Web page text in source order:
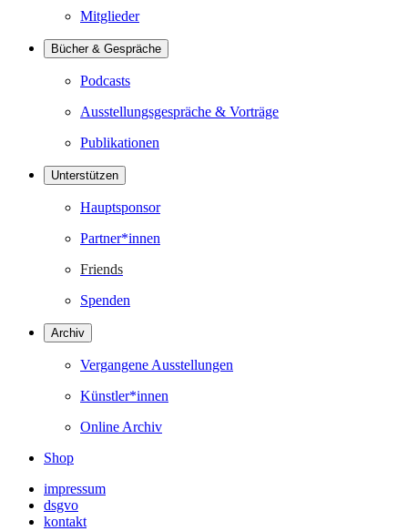
Mitglieder
Bücher & Gespräche
Podcasts
Ausstellungsgespräche & Vorträge
Publikationen
Unterstützen
Hauptsponsor
Partner*innen
Friends
Spenden
Archiv
Vergangene Ausstellungen
Künstler*innen
Online Archiv
Shop
impressum
dsgvo
kontakt